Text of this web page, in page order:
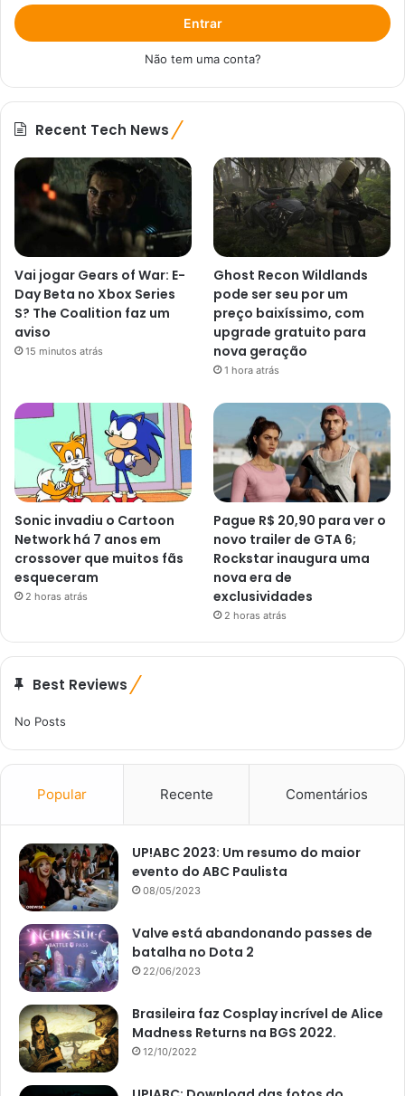
Entrar
Não tem uma conta?
Recent Tech News
Vai jogar Gears of War: E-
Day Beta no Xbox Series
S? The Coalition faz um
aviso
15 minutos atrás
Ghost Recon Wildlands
pode ser seu por um
preço baixíssimo, com
upgrade gratuito para
nova geração
1 hora atrás
Sonic invadiu o Cartoon
Network há 7 anos em
crossover que muitos fãs
esqueceram
2 horas atrás
Pague R$ 20,90 para ver o
novo trailer de GTA 6;
Rockstar inaugura uma
nova era de
exclusividades
2 horas atrás
Best Reviews
No Posts
Popular Recente Comentários
UP!ABC 2023: Um resumo do maior
evento do ABC Paulista
08/05/2023
Valve está abandonando passes de
batalha no Dota 2
22/06/2023
Brasileira faz Cosplay incrível de Alice
Madness Returns na BGS 2022.
12/10/2022